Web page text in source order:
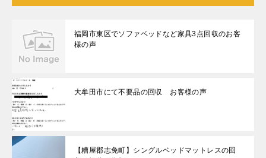
福岡市東区でソファベッドなど家具3点回収のお客
様の声
大牟田市にて不要品の回収 お客様の声
【糟屋郡志免町】シングルベッドマットレスの回